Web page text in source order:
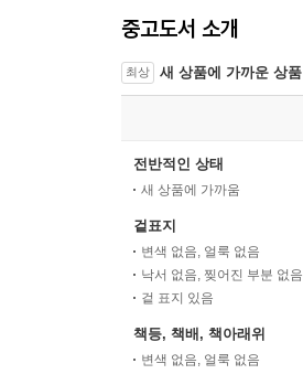
중고도서 소개
최상 새 상품에 가까운 상품
전반적인 상태
새 상품에 가까움
겉표지
변색 없음, 얼룩 없음
낙서 없음, 찢어진 부분 없음
겉 표지 있음
책등, 책배, 책아래위
변색 없음, 얼룩 없음